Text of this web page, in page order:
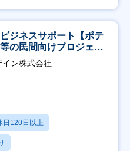
ジネスサポート【ポテ
の民間向けプロジェク
ン株式会社
日120日以上